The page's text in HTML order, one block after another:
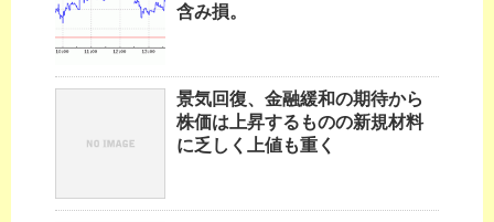
含み損。
景気回復、金融緩和の期待から
株価は上昇するものの新規材料
に乏しく上値も重く